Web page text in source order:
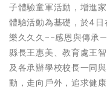
子體驗童軍活動，增進
體驗活動為基礎，於4日
樂久久久--感恩與傳承—
縣長王惠美、教育處王
及各承辦學校校長一同
動，走向戶外，追求健